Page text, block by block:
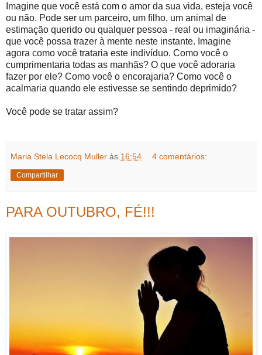
Imagine que você está com o amor da sua vida, esteja você
ou não. Pode ser um parceiro, um filho, um animal de
estimação querido ou qualquer pessoa - real ou imaginária -
que você possa trazer à mente neste instante. Imagine
agora como você trataria este indivíduo. Como você o
cumprimentaria todas as manhãs? O que você adoraria
fazer por ele? Como você o encorajaria? Como você o
acalmaria quando ele estivesse se sentindo deprimido?
Você pode se tratar assim?
Maria Stela Lecocq Muller às 16:54 4 comentários:
Compartilhar
PARA OUTUBRO, FÉ!!!